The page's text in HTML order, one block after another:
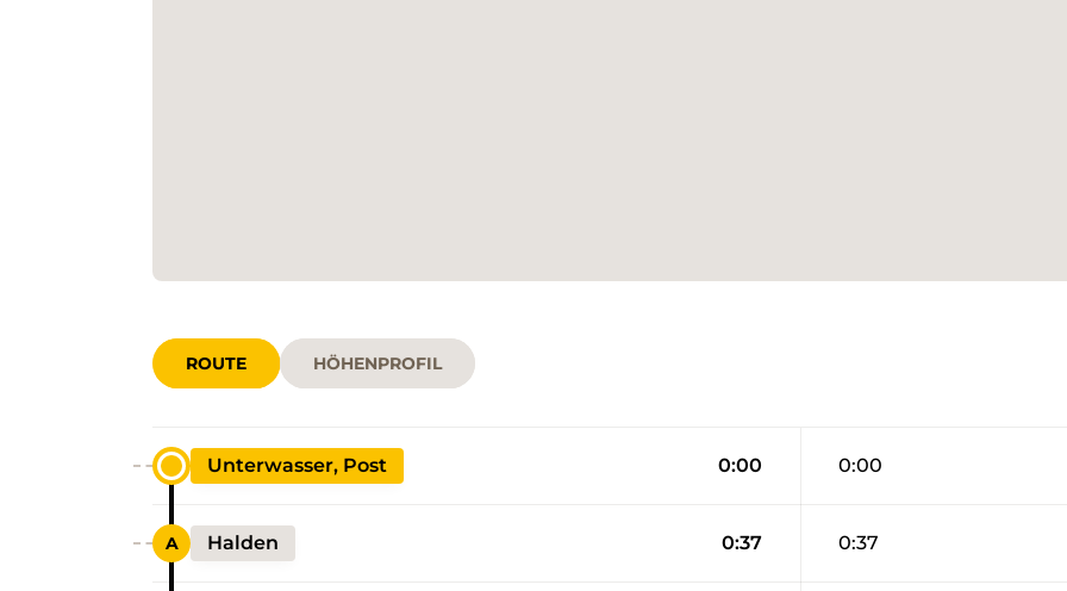
ROUTE HÖHENPROFIL
Unterwasser, Post 0:00 0:00
Halden 0:37 0:37